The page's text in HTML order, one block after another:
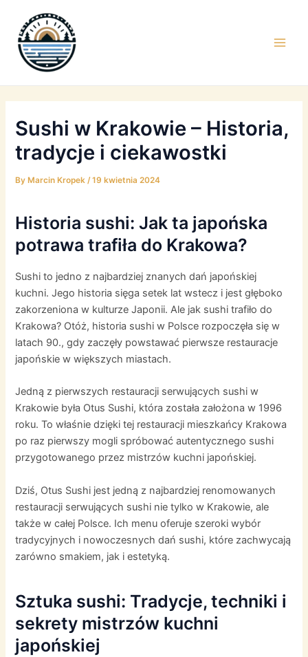
content
Sushi w Krakowie – Historia,
tradycje i ciekawostki
By Marcin Kropek/19 kwietnia 2024
Historia sushi: Jak ta japońska
potrawa trafiła do Krakowa?
Sushi to jedno z najbardziej znanych dań japońskiej
kuchni. Jego historia sięga setek lat wstecz i jest głęboko
zakorzeniona w kulturze Japonii. Ale jak sushi trafiło do
Krakowa? Otóż, historia sushi w Polsce rozpoczęła się w
latach 90., gdy zaczęły powstawać pierwsze restauracje
japońskie w większych miastach.
Jedną z pierwszych restauracji serwujących sushi w
Krakowie była Otus Sushi, która została założona w 1996
roku. To właśnie dzięki tej restauracji mieszkańcy Krakowa
po raz pierwszy mogli spróbować autentycznego sushi
przygotowanego przez mistrzów kuchni japońskiej.
Dziś, Otus Sushi jest jedną z najbardziej renomowanych
restauracji serwujących sushi nie tylko w Krakowie, ale
także w całej Polsce. Ich menu oferuje szeroki wybór
tradycyjnych i nowoczesnych dań sushi, które zachwycają
zarówno smakiem, jak i estetyką.
Sztuka sushi: Tradycje, techniki i
sekrety mistrzów kuchni
japońskiej